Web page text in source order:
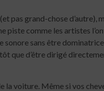
pas grand-chose d’autre),
comme les artistes
sans être
que d’être dirigé
la voiture. Même si vos